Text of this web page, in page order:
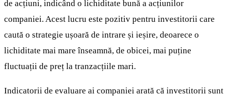
de acțiuni, indicând o lichiditate bună a acțiunilor
companiei. Acest lucru este pozitiv pentru investitorii care
caută o strategie ușoară de intrare și ieșire, deoarece o
lichiditate mai mare înseamnă, de obicei, mai puține
fluctuații de preț la tranzacțiile mari.
Indicatorii de evaluare ai companiei arată că investitorii sunt